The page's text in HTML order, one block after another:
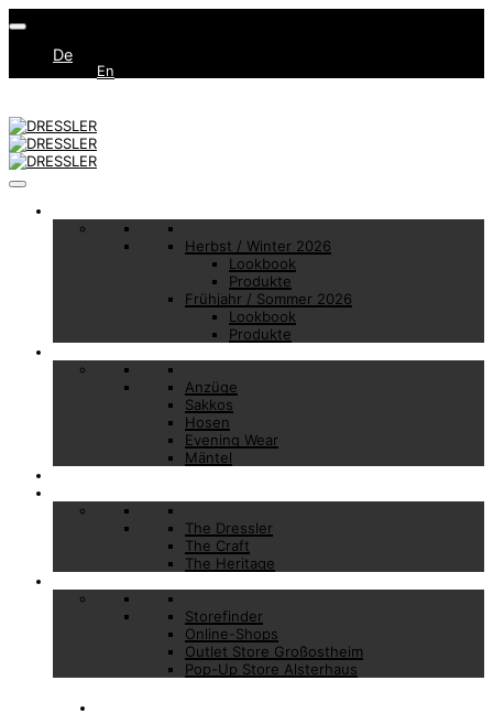
De
En
Herbst / Winter 2026
Lookbook
Produkte
Frühjahr / Sommer 2026
Lookbook
Produkte
Anzüge
Sakkos
Hosen
Evening Wear
Mäntel
The Dressler
The Craft
The Heritage
Storefinder
Online-Shops
Outlet Store Großostheim
Pop-Up Store Alsterhaus